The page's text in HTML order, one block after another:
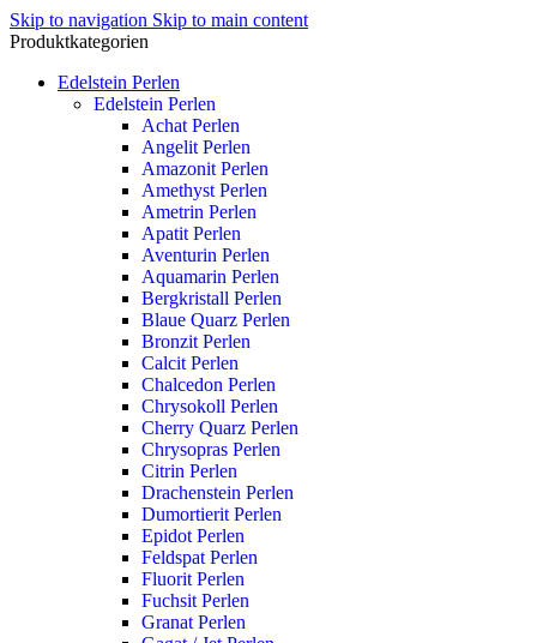
Skip to navigation Skip to main content
Produktkategorien
Edelstein Perlen
Edelstein Perlen
Achat Perlen
Angelit Perlen
Amazonit Perlen
Amethyst Perlen
Ametrin Perlen
Apatit Perlen
Aventurin Perlen
Aquamarin Perlen
Bergkristall Perlen
Blaue Quarz Perlen
Bronzit Perlen
Calcit Perlen
Chalcedon Perlen
Chrysokoll Perlen
Cherry Quarz Perlen
Chrysopras Perlen
Citrin Perlen
Drachenstein Perlen
Dumortierit Perlen
Epidot Perlen
Feldspat Perlen
Fluorit Perlen
Fuchsit Perlen
Granat Perlen